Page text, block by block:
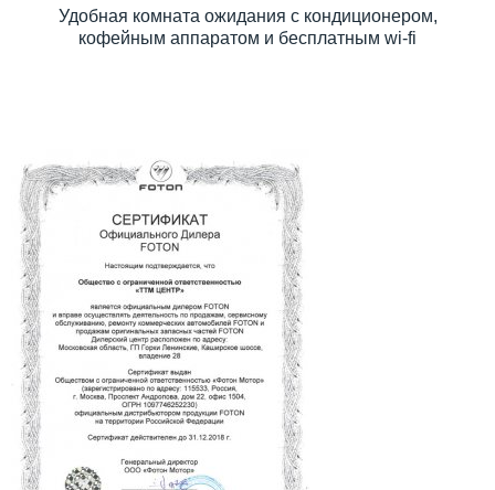
Удобная комната ожидания с кондиционером,
кофейным аппаратом и бесплатным wi-fi